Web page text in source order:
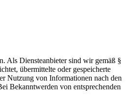
Als Diensteanbieter sind wir gemäß §
übermittelte oder gespeicherte
Nutzung von Informationen nach den
Bekanntwerden von entsprechenden